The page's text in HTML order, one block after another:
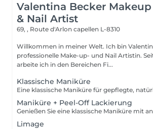
Valentina Becker Makeup
& Nail Artist
69, , Route d'Arlon capellen L-8310
Willkommen in meiner Welt. Ich bin Valentina Becker,
professionelle Make-up- und Nail Artistin. Seit über 13 Jahren
arbeite ich in den Bereichen Fi...
Klassische Maniküre
Maniküre + Peel-Off Lackierung
Limage